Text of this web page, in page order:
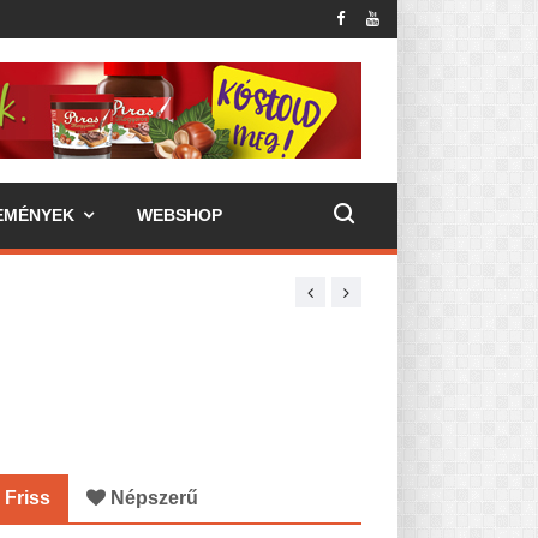
WEBSHOP
Friss Népszerű